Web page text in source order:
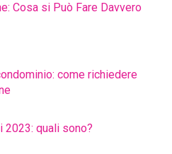
Cosa si Può Fare Davvero
come richiedere
2023: quali sono?